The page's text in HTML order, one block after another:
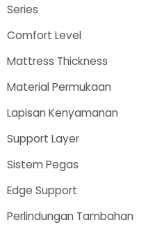
Series
Comfort Level
Mattress Thickness
Material Permukaan
Lapisan Kenyamanan
Support Layer
Sistem Pegas
Edge Support
Perlindungan Tambahan